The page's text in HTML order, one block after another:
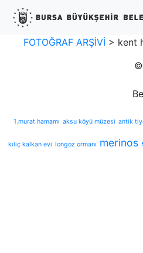
FOTOĞRAF ARŞİVİ > kent
1.murat hamamı aksu köyü müzesi antik
kılıç kalkan evi longoz ormanı merinos